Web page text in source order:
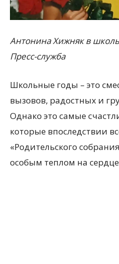
Антонина Хижняк в
Пресс-служба
Школьные годы – это
вызовов, радостных и
Однако это самые
которые впоследствии
«Родительского
особым теплом на